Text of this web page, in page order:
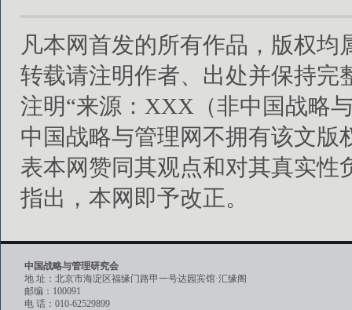
凡本网首发的所有作品，版权
转载请注明作者、出处并保持完
注明“来源：XXX（非中国战略
中国战略与管理网不拥有该文
表本网赞同其观点和对其真实
指出，本网即予改正。
中国战略与管理研究会
地 址：北京市海淀区福缘门路甲一号达园宾馆·汇缘阁
邮编：100091
电 话：010-62529899